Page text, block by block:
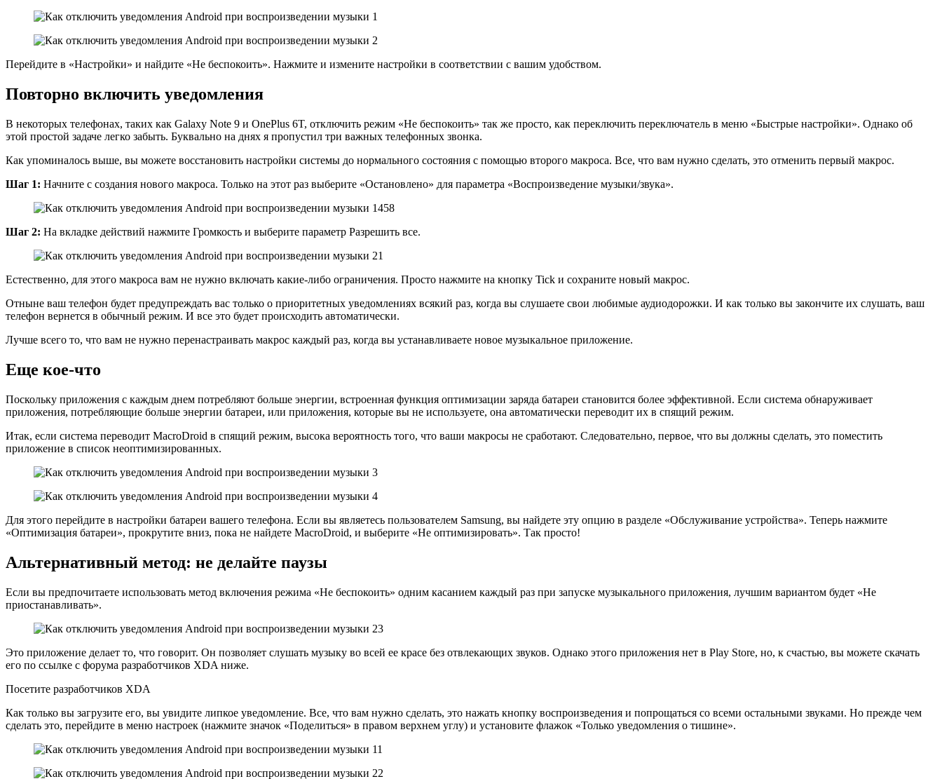
Перейдите в «Настройки» и найдите «Не беспокоить». Нажмите и измените настройки в соответствии с вашим удобством.
Повторно включить уведомления
В некоторых телефонах, таких как Galaxy Note 9 и OnePlus 6T, отключить режим «Не беспокоить» так же просто, как переключить переключатель в меню «Быстрые настройки». Однако об
этой простой задаче легко забыть. Буквально на днях я пропустил три важных телефонных звонка.
Как упоминалось выше, вы можете восстановить настройки системы до нормального состояния с помощью второго макроса. Все, что вам нужно сделать, это отменить первый макрос.
Шаг 1: Начните с создания нового макроса. Только на этот раз выберите «Остановлено» для параметра «Воспроизведение музыки/звука».
Шаг 2: На вкладке действий нажмите Громкость и выберите параметр Разрешить все.
Естественно, для этого макроса вам не нужно включать какие-либо ограничения. Просто нажмите на кнопку Tick и сохраните новый макрос.
Отныне ваш телефон будет предупреждать вас только о приоритетных уведомлениях всякий раз, когда вы слушаете свои любимые аудиодорожки. И как только вы закончите их слушать, ваш
телефон вернется в обычный режим. И все это будет происходить автоматически.
Лучше всего то, что вам не нужно перенастраивать макрос каждый раз, когда вы устанавливаете новое музыкальное приложение.
Еще кое-что
Поскольку приложения с каждым днем ​​потребляют больше энергии, встроенная функция оптимизации заряда батареи становится более эффективной. Если система обнаруживает
приложения, потребляющие больше энергии батареи, или приложения, которые вы не используете, она автоматически переводит их в спящий режим.
Итак, если система переводит MacroDroid в спящий режим, высока вероятность того, что ваши макросы не сработают. Следовательно, первое, что вы должны сделать, это поместить
приложение в список неоптимизированных.
Для этого перейдите в настройки батареи вашего телефона. Если вы являетесь пользователем Samsung, вы найдете эту опцию в разделе «Обслуживание устройства». Теперь нажмите
«Оптимизация батареи», прокрутите вниз, пока не найдете MacroDroid, и выберите «Не оптимизировать». Так просто!
Альтернативный метод: не делайте паузы
Если вы предпочитаете использовать метод включения режима «Не беспокоить» одним касанием каждый раз при запуске музыкального приложения, лучшим вариантом будет «Не
приостанавливать».
Это приложение делает то, что говорит. Он позволяет слушать музыку во всей ее красе без отвлекающих звуков. Однако этого приложения нет в Play Store, но, к счастью, вы можете скачать
его по ссылке с форума разработчиков XDA ниже.
Посетите разработчиков XDA
Как только вы загрузите его, вы увидите липкое уведомление. Все, что вам нужно сделать, это нажать кнопку воспроизведения и попрощаться со всеми остальными звуками. Но прежде чем
сделать это, перейдите в меню настроек (нажмите значок «Поделиться» в правом верхнем углу) и установите флажок «Только уведомления о тишине».